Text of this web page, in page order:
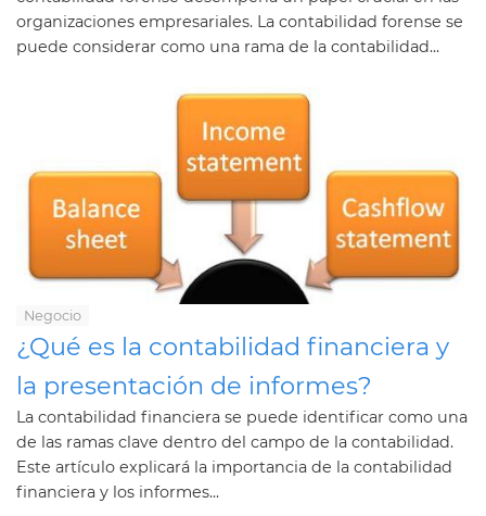
organizaciones empresariales. La contabilidad forense se
puede considerar como una rama de la contabilidad...
Negocio
¿Qué es la contabilidad financiera y
la presentación de informes?
La contabilidad financiera se puede identificar como una
de las ramas clave dentro del campo de la contabilidad.
Este artículo explicará la importancia de la contabilidad
financiera y los informes...